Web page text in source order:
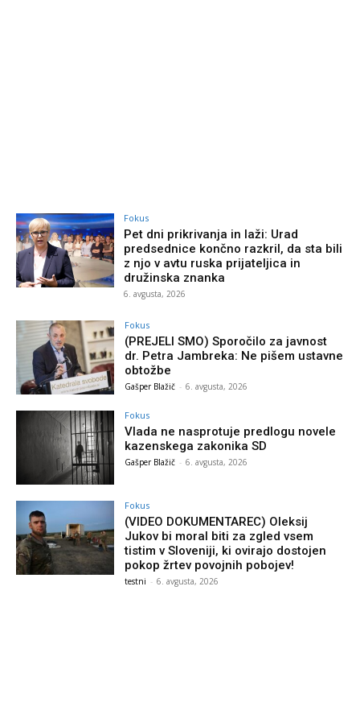
Fokus
Pet dni prikrivanja in laži: Urad
predsednice končno razkril, da sta bili
z njo v avtu ruska prijateljica in
družinska znanka
6. avgusta, 2026
Fokus
(PREJELI SMO) Sporočilo za javnost
dr. Petra Jambreka: Ne pišem ustavne
obtožbe
Gašper Blažič - 6. avgusta, 2026
Fokus
Vlada ne nasprotuje predlogu novele
kazenskega zakonika SD
Gašper Blažič - 6. avgusta, 2026
Fokus
(VIDEO DOKUMENTAREC) Oleksij
Jukov bi moral biti za zgled vsem
tistim v Sloveniji, ki ovirajo dostojen
pokop žrtev povojnih pobojev!
testni - 6. avgusta, 2026